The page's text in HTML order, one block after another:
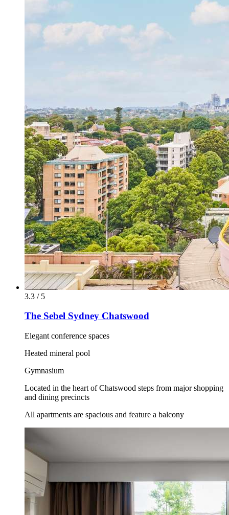
3.3 / 5
The Sebel Sydney Chatswood
Elegant conference spaces
Heated mineral pool
Gymnasium
Located in the heart of Chatswood steps from major shopping
and dining precincts
All apartments are spacious and feature a balcony